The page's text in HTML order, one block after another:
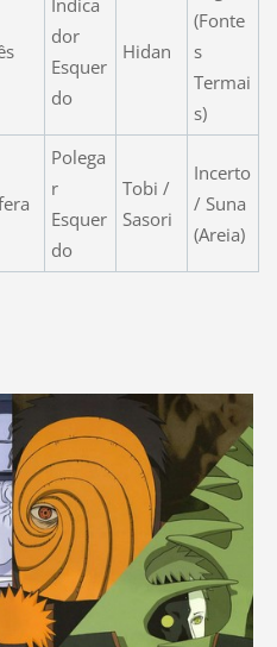
Indica
dor
Esquer
do
Hidan
(Fonte
s
Termai
s)
Polega
r
Esquer
do
Tobi /
Sasori
Incerto
/ Suna
(Areia)